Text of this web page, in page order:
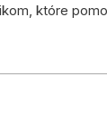
które